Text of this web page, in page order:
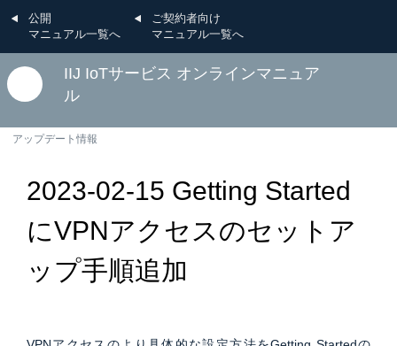
公開
マニュアル一覧へ
ご契約者向け
マニュアル一覧へ
IIJ IoTサービス オンラインマニュア
ル
アップデート情報
2023-02-15 Getting Started
にVPNアクセスのセットア
ップ手順追加